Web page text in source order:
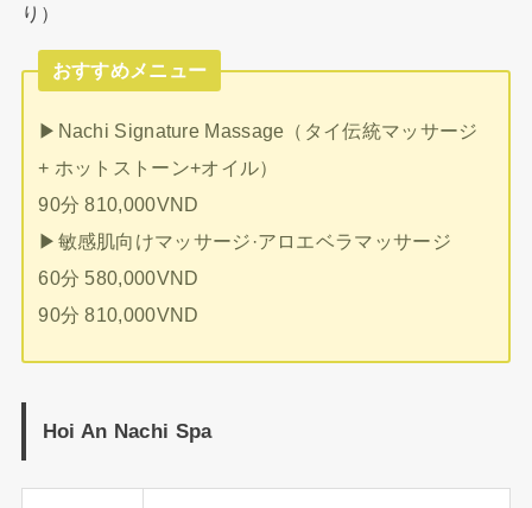
り）
おすすめメニュー
▶︎Nachi Signature Massage（タイ伝統マッサージ
+ ホットストーン+オイル）
90分 810,000VND
▶︎敏感肌向けマッサージ·アロエベラマッサージ
60分 580,000VND
90分 810,000VND
Hoi An Nachi Spa